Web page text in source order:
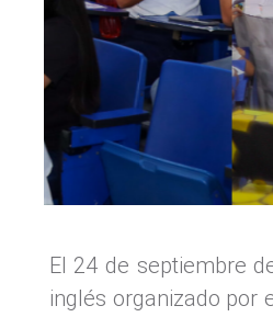
El 24 de septiembre
inglés organizado por